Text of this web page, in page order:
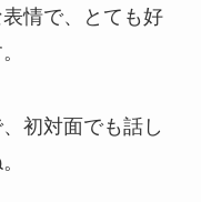
情で、とても好
初対面でも話し